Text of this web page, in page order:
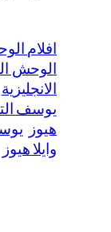
افلام
الوحش
الانجليزية
يوسف
هيوز
وايلا هيوز